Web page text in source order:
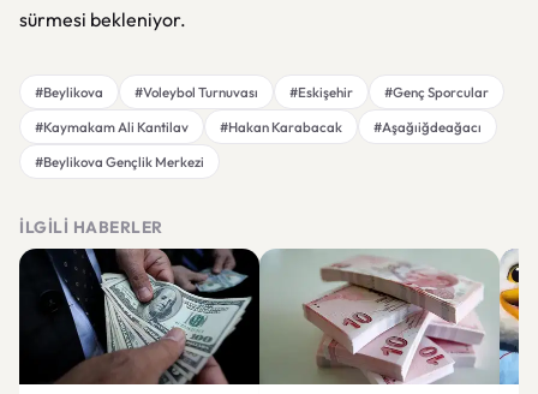
sürmesi bekleniyor.
#Beylikova #Voleybol Turnuvası #Eskişehir
#Genç Sporcular
#Kaymakam Ali Kantilav
#Hakan Karabacak
#Aşağıiğdeağacı
#Beylikova Gençlik Merkezi
İLGILI HABERLER